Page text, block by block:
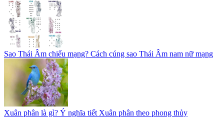
Sao Thái Âm chiếu mạng? Cách cúng sao Thái Âm nam nữ mạng
Xuân phân là gì? Ý nghĩa tiết Xuân phân theo phong thủy